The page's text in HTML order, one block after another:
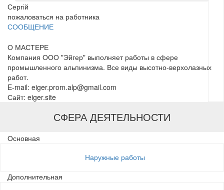
Сергій
пожаловаться на работника
СООБЩЕНИЕ
О МАСТЕРЕ
Компания ООО "Эйгер" выполняет работы в сфере
промышленного альпинизма. Все виды высотно-верхолазных
работ.
E-mail: eiger.prom.alp@gmail.com
Сайт: eiger.site
СФЕРА ДЕЯТЕЛЬНОСТИ
Основная
Наружные работы
Дополнительная